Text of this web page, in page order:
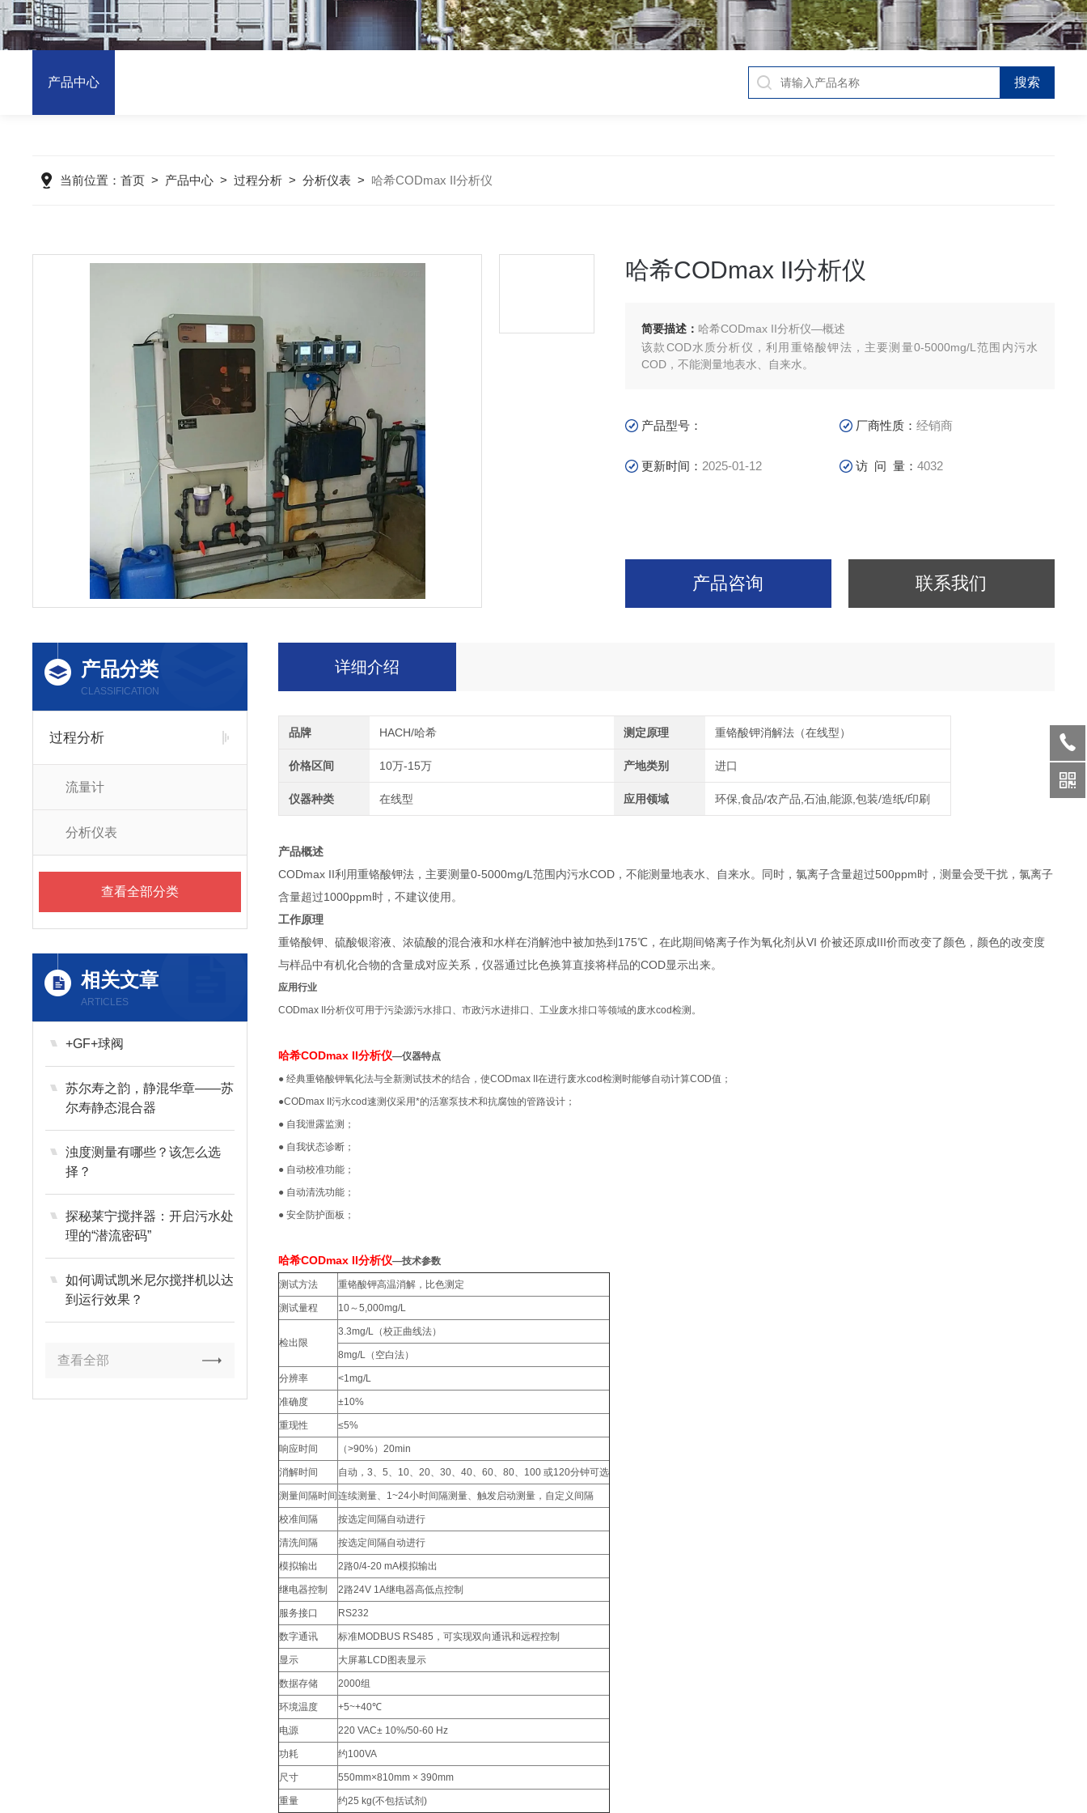
产品中心
当前位置：首页 > 产品中心 >过程分析 >分析仪表 > 哈希CODmax II分析仪
哈希CODmax II分析仪
简要描述： 哈希CODmax II分析仪—概述
该款COD水质分析仪，利用重铬酸钾法，主要测量0-5000mg/L范围内污水
COD，不能测量地表水、自来水。
产品型号： 厂商性质：经销商
更新时间： 2025-01-12 访 问 量：4032
产品咨询 联系我们
产品分类
CLASSIFICATION
过程分析
流量计
分析仪表
查看全部分类
相关文章
ARTICLES
+GF+球阀
苏尔寿之韵，静混华章——苏
尔寿静态混合器
浊度测量有哪些？该怎么选
择？
探秘莱宁搅拌器：开启污水处
理的“潜流密码”
如何调试凯米尼尔搅拌机以达
到运行效果？
查看全部
详细介绍
品牌 HACH/哈希 测定原理 重铬酸钾消解法（在线型）
价格区间 10万-15万 产地类别 进口
仪器种类 在线型 应用领域 环保,食品/农产品,石油,能源,包装/造纸/印刷
产品概述
CODmax II利用重铬酸钾法，主要测量0-5000mg/L范围内污水COD，不能测量地表水、自来水。同时，氯离子含量超过500ppm时，测量会受干扰，氯离子
含量超过1000ppm时，不建议使用。
工作原理
重铬酸钾、硫酸银溶液、浓硫酸的混合液和水样在消解池中被加热到175℃，在此期间铬离子作为氧化剂从VI 价被还原成III价而改变了颜色，颜色的改变度
与样品中有机化合物的含量成对应关系，仪器通过比色换算直接将样品的COD显示出来。
应用行业
CODmax II分析仪可用于污染源污水排口、市政污水进排口、工业废水排口等领域的废水cod检测。
哈希CODmax II分析仪—仪器特点
● 经典重铬酸钾氧化法与全新测试技术的结合，使CODmax II在进行废水cod检测时能够自动计算COD值；
●CODmax II污水cod速测仪采用*的活塞泵技术和抗腐蚀的管路设计；
● 自我泄露监测；
● 自我状态诊断；
● 自动校准功能；
● 自动清洗功能；
● 安全防护面板；
哈希CODmax II分析仪—技术参数
测试方法 重铬酸钾高温消解，比色测定
测试量程 10～5,000mg/L
检出限
3.3mg/L（校正曲线法）
8mg/L（空白法）
分辨率 <1mg/L
准确度 ±10%
重现性 ≤5%
响应时间 （>90%）20min
消解时间 自动，3、5、10、20、30、40、60、80、100 或120分钟可选
测量间隔时间 连续测量、1~24小时间隔测量、触发启动测量，自定义间隔
校准间隔 按选定间隔自动进行
清洗间隔 按选定间隔自动进行
模拟输出 2路0/4-20 mA模拟输出
继电器控制 2路24V 1A继电器高低点控制
服务接口 RS232
数字通讯 标准MODBUS RS485，可实现双向通讯和远程控制
显示 大屏幕LCD图表显示
数据存储 2000组
环境温度 +5~+40℃
电源 220 VAC± 10%/50-60 Hz
功耗 约100VA
尺寸 550mm×810mm × 390mm
重量 约25 kg(不包括试剂)